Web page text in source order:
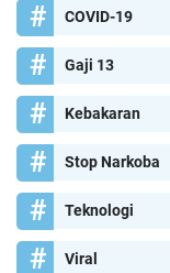
COVID-19
Gaji 13
Kebakaran
Stop Narkoba
Teknologi
Viral